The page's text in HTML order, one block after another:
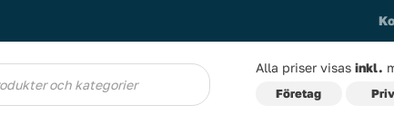
Alla priser visas inkl.
Företag